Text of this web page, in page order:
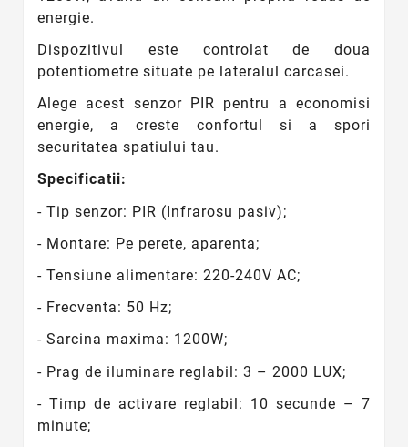
energie.
Dispozitivul este controlat de doua
potentiometre situate pe lateralul carcasei.
Alege acest senzor PIR pentru a economisi
energie, a creste confortul si a spori
securitatea spatiului tau.
Specificatii:
- Tip senzor: PIR (Infrarosu pasiv);
- Montare: Pe perete, aparenta;
- Tensiune alimentare: 220-240V AC;
- Frecventa: 50 Hz;
- Sarcina maxima: 1200W;
- Prag de iluminare reglabil: 3 – 2000 LUX;
- Timp de activare reglabil: 10 secunde – 7
minute;